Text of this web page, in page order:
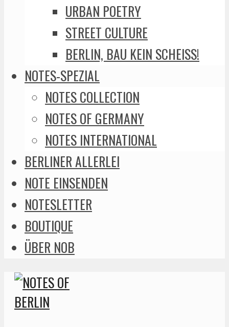
URBAN POETRY
STREET CULTURE
BERLIN, BAU KEIN SCHEISS!
NOTES-SPEZIAL
NOTES COLLECTION
NOTES OF GERMANY
NOTES INTERNATIONAL
BERLINER ALLERLEI
NOTE EINSENDEN
NOTESLETTER
BOUTIQUE
ÜBER NOB